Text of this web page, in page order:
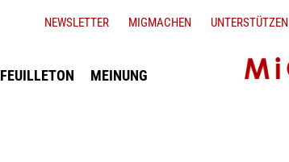
FEUILLETON MEINUNG
NEWSLETTER MIGMACHEN UNTERSTÜTZEN